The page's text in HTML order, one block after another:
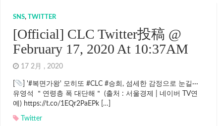
SNS, TWITTER
[Official] CLC Twitter投稿 @
February 17, 2020 At 10:37AM
17 2月 , 2020
] '#복면가왕' 모히또 #CLC #승희, 섬세한 감정으로 눈길···
유영석 ＂연령층 폭 대단해＂ (출처 : 서울경제 | 네이버 TV연
예) https://t.co/1EQr2PaEPk […]
Twitter